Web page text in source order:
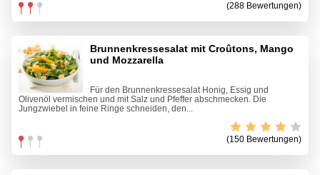
(288 Bewertungen)
Brunnenkressesalat mit Croûtons, Mango
und Mozzarella
Für den Brunnenkressesalat Honig, Essig und
Olivenöl vermischen und mit Salz und Pfeffer abschmecken. Die
Jungzwiebel in feine Ringe schneiden, den...
(150 Bewertungen)